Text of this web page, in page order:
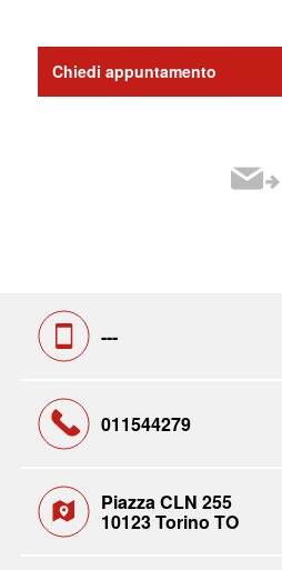
Chiedi appuntamento
---
011544279
Piazza CLN 255
10123 Torino TO